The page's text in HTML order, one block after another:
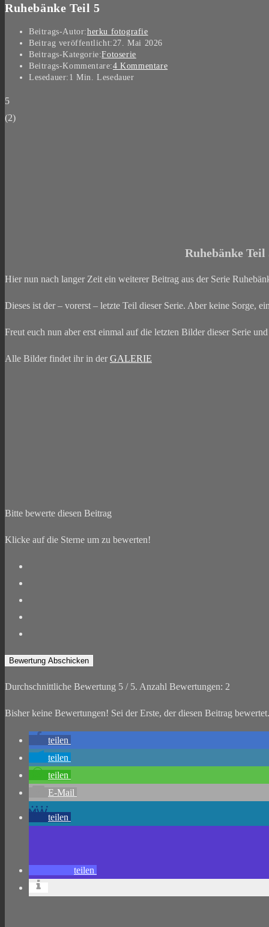
Ruhebänke Teil 5
Beitrags-Autor:herku fotografie
Beitrag veröffentlicht:27. Mai 2026
Beitrags-Kategorie:Fotoserie
Beitrags-Kommentare:4 Kommentare
Lesedauer: 1 Min. Lesedauer
5
(2)
Ruhebänke Teil
Hier nun nach langer Zeit ein weiterer Beitrag aus der Serie
Dieses ist der – vorerst – letzte Teil dieser Serie. Aber keine Sorge,
Freut euch nun aber erst einmal auf die letzten Bilder dieser Serie
Alle Bilder findet ihr in der GALERIE
Bitte bewerte diesen Beitrag
Klicke auf die Sterne um zu bewerten!
Bewertung Abschicken
Durchschnittliche Bewertung 5 / 5. Anzahl Bewertungen: 2
Bisher keine Bewertungen! Sei der Erste, der diesen Beitrag bewertet.
teilen
teilen
teilen
E-Mail
teilen
teilen